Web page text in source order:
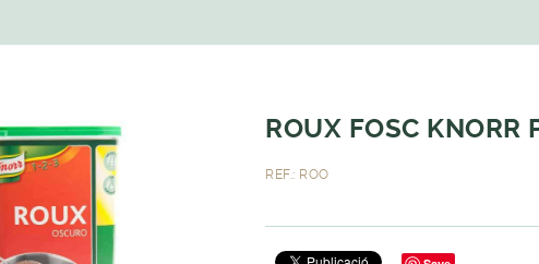
ROUX FOSC KNORR
REF.: ROO